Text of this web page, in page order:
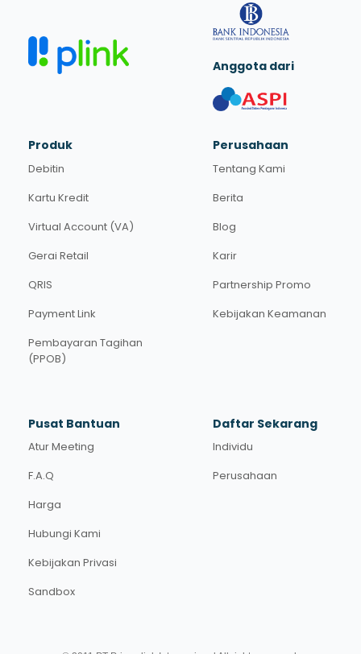
Anggota dari
Produk
Debitin
Kartu Kredit
Virtual Account (VA)
Gerai Retail
QRIS
Payment Link
Pembayaran Tagihan
(PPOB)
Perusahaan
Tentang Kami
Berita
Blog
Karir
Partnership Promo
Kebijakan Keamanan
Pusat Bantuan
Atur Meeting
F.A.Q
Harga
Hubungi Kami
Kebijakan Privasi
Sandbox
Daftar Sekarang
Individu
Perusahaan